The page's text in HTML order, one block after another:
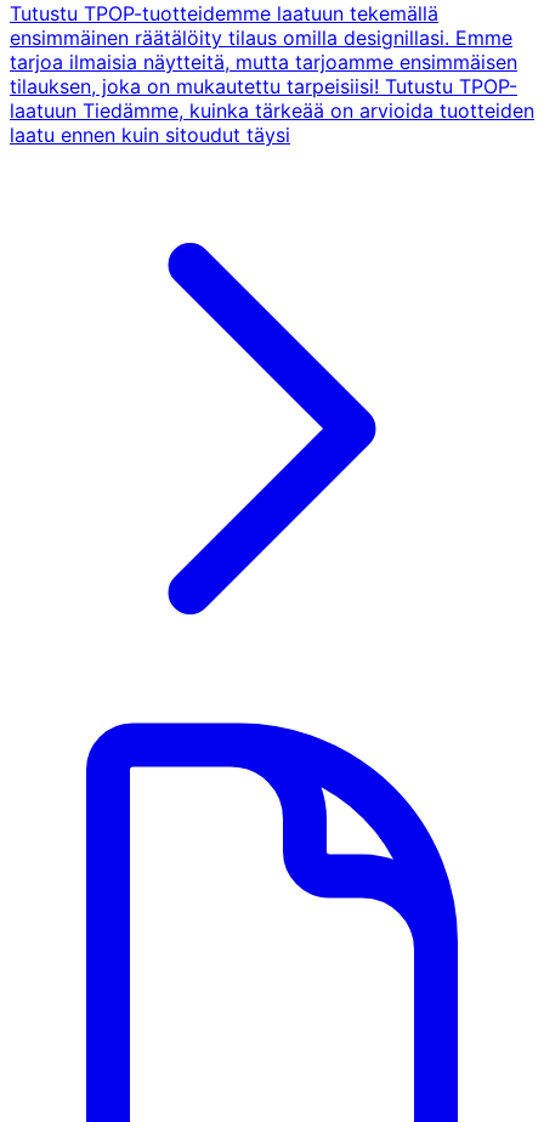
Tutustu TPOP-tuotteidemme laatuun tekemällä
ensimmäinen räätälöity tilaus omilla designillasi. Emme
tarjoa ilmaisia näytteitä, mutta tarjoamme ensimmäisen
tilauksen, joka on mukautettu tarpeisiisi! Tutustu TPOP-
laatuun Tiedämme, kuinka tärkeää on arvioida tuotteiden
laatu ennen kuin sitoudut täysi